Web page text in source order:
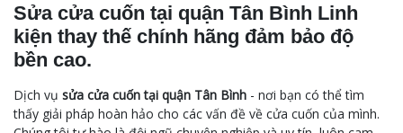
Sửa cửa cuốn tại quận Tân Bình Linh
kiện thay thế chính hãng đảm bảo độ
bền cao.
Dịch vụ sửa cửa cuốn tại quận Tân Bình - nơi bạn có thể tìm
thấy giải pháp hoàn hảo cho các vấn đề về cửa cuốn của mình.